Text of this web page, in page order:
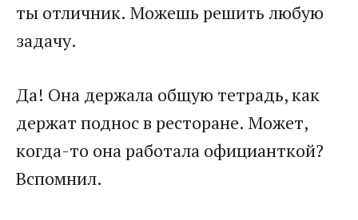
ты отличник. Можешь решить любую
задачу.
Да! Она держала общую тетрадь, как
держат поднос в ресторане. Может,
когда-то она работала официанткой?
Вспомнил.